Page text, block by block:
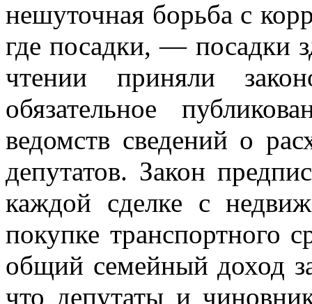
нешуточная борьба с
где посадки, — посадки
чтении приняли
обязательное
ведомств сведений о
депутатов. Закон
каждой сделке с
покупке транспортного
общий семейный доход
что депутаты и